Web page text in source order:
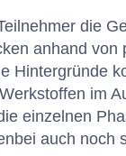
die
anhand
Hintergründe
im
einzelnen
auch noch